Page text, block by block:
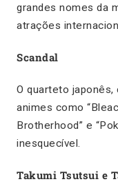
grandes nomes da
atrações
Scandal
O quarteto
animes como
Brotherhood” e
inesquecível.
Takumi Tsutsui e